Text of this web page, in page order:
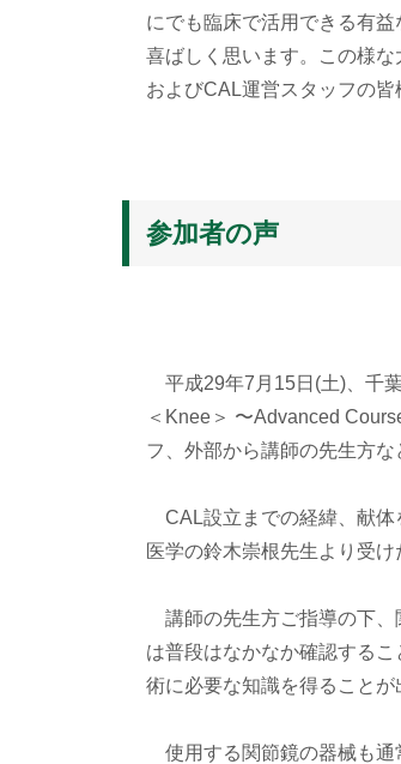
にでも臨床で活用できる有
喜ばしく思います。この様
およびCAL運営スタッフの皆
参加者の声
平成29年7月15日(土)、千
＜Knee＞ 〜Advanced
フ、外部から講師の先生方
CAL設立までの経緯、献体
医学の鈴木崇根先生より受け
講師の先生方ご指導の下、
は普段はなかなか確認する
術に必要な知識を得ることが
使用する関節鏡の器械も通